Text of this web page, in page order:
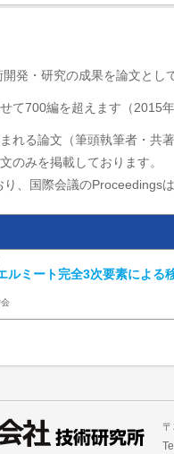
発・研究の成果を論文とし
て700編を超えます（2015年
れる論文（筆頭執筆者・共著
のみを掲載しております。
、国際会議のProceedingsは
ルミート完全3次要素による